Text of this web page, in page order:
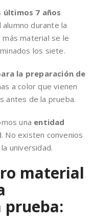
últimos 7 años
durante la
más material se le
los siete.
la preparación de
a color que vienen
antes de la prueba.
una entidad
No existen convenios
universidad.
material
prueba: